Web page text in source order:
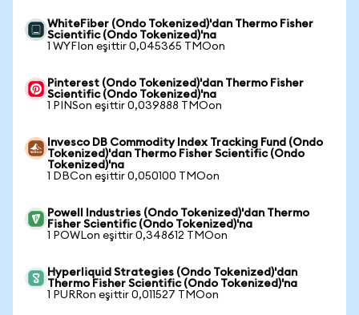
WhiteFiber (Ondo Tokenized)'dan Thermo Fisher
Scientific (Ondo Tokenized)'na
1 WYFIon eşittir 0,045365 TMOon
Pinterest (Ondo Tokenized)'dan Thermo Fisher
Scientific (Ondo Tokenized)'na
1 PINSon eşittir 0,039888 TMOon
Invesco DB Commodity Index Tracking Fund (Ondo
Tokenized)'dan Thermo Fisher Scientific (Ondo
Tokenized)'na
1 DBCon eşittir 0,050100 TMOon
Powell Industries (Ondo Tokenized)'dan Thermo
Fisher Scientific (Ondo Tokenized)'na
1 POWLon eşittir 0,348612 TMOon
Hyperliquid Strategies (Ondo Tokenized)'dan
Thermo Fisher Scientific (Ondo Tokenized)'na
1 PURRon eşittir 0,011527 TMOon